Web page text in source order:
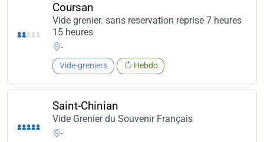
Coursan
Vide grenier. sans reservation reprise 7 heures
15 heures
-
Vide-greniers Hebdo
Saint-Chinian
Vide Grenier du Souvenir Français
-